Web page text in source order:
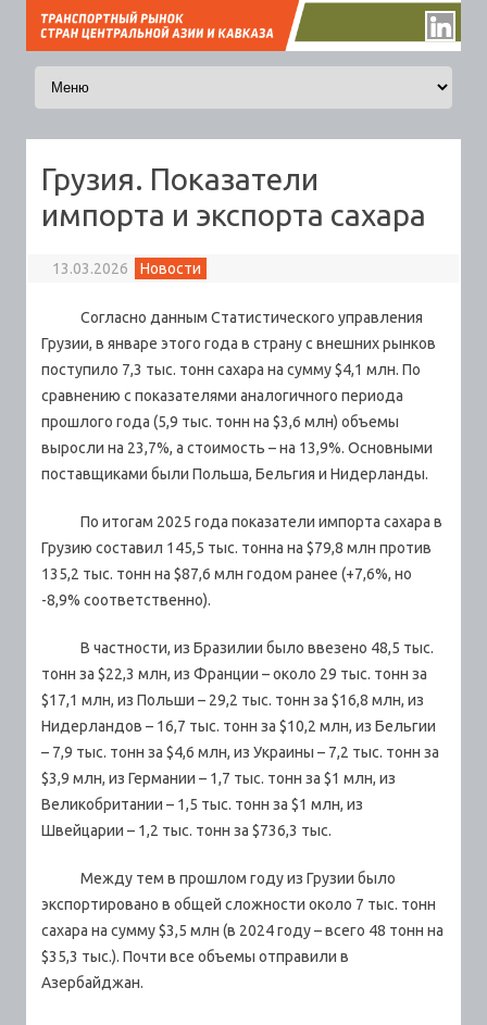
Перейти к содержимому
Грузия. Показатели
импорта и экспорта сахара
13.03.2026 Новости
Согласно данным Статистического управления
Грузии, в январе этого года в страну с внешних рынков
поступило 7,3 тыс. тонн сахара на сумму $4,1 млн. По
сравнению с показателями аналогичного периода
прошлого года (5,9 тыс. тонн на $3,6 млн) объемы
выросли на 23,7%, а стоимость – на 13,9%. Основными
поставщиками были Польша, Бельгия и Нидерланды.
По итогам 2025 года показатели импорта сахара в
Грузию составил 145,5 тыс. тонна на $79,8 млн против
135,2 тыс. тонн на $87,6 млн годом ранее (+7,6%, но
-8,9% соответственно).
В частности, из Бразилии было ввезено 48,5 тыс.
тонн за $22,3 млн, из Франции – около 29 тыс. тонн за
$17,1 млн, из Польши – 29,2 тыс. тонн за $16,8 млн, из
Нидерландов – 16,7 тыс. тонн за $10,2 млн, из Бельгии
– 7,9 тыс. тонн за $4,6 млн, из Украины – 7,2 тыс. тонн за
$3,9 млн, из Германии – 1,7 тыс. тонн за $1 млн, из
Великобритании – 1,5 тыс. тонн за $1 млн, из
Швейцарии – 1,2 тыс. тонн за $736,3 тыс.
Между тем в прошлом году из Грузии было
экспортировано в общей сложности около 7 тыс. тонн
сахара на сумму $3,5 млн (в 2024 году – всего 48 тонн на
$35,3 тыс.). Почти все объемы отправили в
Азербайджан.